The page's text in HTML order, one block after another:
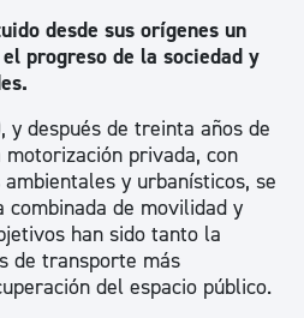
desde sus orígenes un
progreso de la sociedad y
y después de treinta años de
privada, con
y urbanísticos, se
combinada de movilidad y
han sido tanto la
de transporte más
del espacio público.